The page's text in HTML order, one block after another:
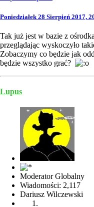
Poniedziałek 28 Sierpień 2017,
Tak już jest w bazie z
przeglądając wyskoczyło
Zobaczymy co będzie jak
będzie wszystko grać?
Lupus
Moderator Globalny
Wiadomości: 2,117
Dariusz Wilczewski